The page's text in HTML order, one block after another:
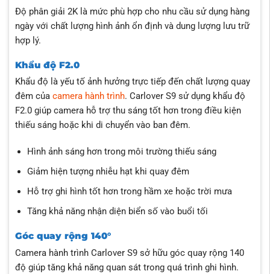
Độ phân giải 2K là mức phù hợp cho nhu cầu sử dụng hàng
ngày với chất lượng hình ảnh ổn định và dung lượng lưu trữ
hợp lý.
Khẩu độ F2.0
Khẩu độ là yếu tố ảnh hưởng trực tiếp đến chất lượng quay
đêm của camera hành trình. Carlover S9 sử dụng khẩu độ
F2.0 giúp camera hỗ trợ thu sáng tốt hơn trong điều kiện
thiếu sáng hoặc khi di chuyển vào ban đêm.
Hình ảnh sáng hơn trong môi trường thiếu sáng
Giảm hiện tượng nhiễu hạt khi quay đêm
Hỗ trợ ghi hình tốt hơn trong hầm xe hoặc trời mưa
Tăng khả năng nhận diện biển số vào buổi tối
Góc quay rộng 140°
Camera hành trình Carlover S9 sở hữu góc quay rộng 140
độ giúp tăng khả năng quan sát trong quá trình ghi hình.